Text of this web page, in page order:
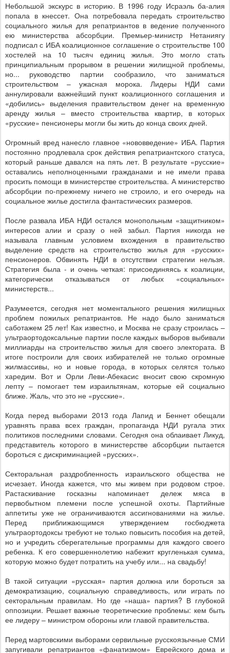
Небольшой экскурс в историю. В 1996 году Исраэль ба-алия
попала в кнессет. Она потребовала передать строительство
социального жилья для репатриантов в ведение полученного
ею министерства абсорбции. Премьер-министр Нетаниягу
подписал с ИБА коалиционное соглашение о строительстве 100
хостелей на 10 тысяч единиц жилья. Это могло стать
принципиальным прорывом в решении жилищной проблемы,
но... руководство партии сообразило, что заниматься
строительством – ужасная морока. Лидеры НДИ сами
аннулировали важнейший пункт коалиционного соглашения и
«добились» выделения правительством денег на временную
аренду жилья – вместо строительства квартир, в которых
«русские» пенсионеры могли бы жить до конца своих дней.
Огромный вред нанесло главное «нововведение» ИБА. Партия
постоянно продлевала срок действия репатриантского статуса,
который раньше давался на пять лет. В результате «русские»
оставались неполноценными гражданами и не имели права
просить помощи в министерстве строительства. А министерство
абсорбции по-прежнему ничего не строило, и его очередь на
социальное жилье достигла фантастических размеров.
После развала ИБА НДИ остался монопольным «защитником»
интересов алии и сразу о ней забыл. Партия никогда не
называла главным условием вхождения в правительство
выделение средств на строительство жилья для «русских»
пенсионеров. Обвинять НДИ в отсутствии стратегии нельзя.
Стратегия была - и очень четкая: присоединяясь к коалиции,
категорически отказываться от любых «социальных»
министерств...
Разумеется, сегодня нет моментального решения жилищных
проблем пожилых репатриантов. Не надо было заниматься
саботажем 25 лет! Как известно, и Москва не сразу строилась –
ультраортодоксальные партии после каждых выборов выбивали
миллиарды на строительство жилья для своего электората. В
итоге построили для своих избирателей не только огромные
жилмассивы, но и новые города, в которых селятся только
харедим. Вот и Орли Леви-Абекасис вносит свою скромную
лепту – помогает тем израильтянам, которые ей социально
ближе. Жаль, что это не «русские».
Когда перед выборами 2013 года Лапид и Беннет обещали
уравнять права всех граждан, пропаганда НДИ ругала этих
политиков последними словами. Сегодня она облаивает Ликуд,
представитель которого в министерстве абсорбции пытается
бороться с дискриминацией «русских».
Секторальная раздробленность израильского общества не
исчезает. Иногда кажется, что мы живем при родовом строе.
Растаскивание госказны напоминает дележ мяса в
первобытном племени после успешной охоты. Партийные
аппетиты уже не ограничиваются ассигнованиями на жилье.
Перед приближающимся утверждением госбюджета
ультраортодоксы требуют не только повысить пособия на детей,
но и учредить сберегательные программы для каждого своего
ребенка. К его совершеннолетию набежит кругленькая сумма,
которую можно будет потратить на учебу или... на свадьбу!
В такой ситуации «русская» партия должна или бороться за
демократизацию, социальную справедливость, или играть по
секторальным правилам. Но где «наша» партия? В глубокой
оппозиции. Решает важные теоретические проблемы: кем быть
ее лидеру – министром обороны или главой правительства.
Перед мартовскими выборами сервильные русскоязычные СМИ
запугивали репатриантов «фанатизмом» Еврейского дома и